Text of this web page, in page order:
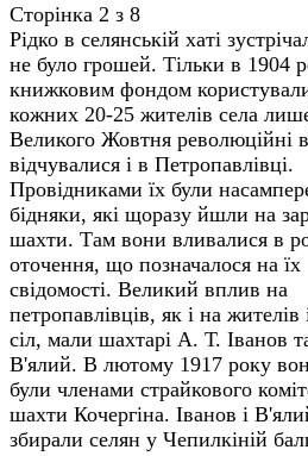
Сторінка 2 з 8
Рідко в селянській хаті
не було грошей. Тільки в 1904
книжковим фондом
кожних 20-25 жителів села
Великого Жовтня революційні
відчувалися і в Петропавлівці.
Провідниками їх були
бідняки, які щоразу йшли на
шахти. Там вони вливалися в
оточення, що позначалося на їх
свідомості. Великий вплив на
петропавлівців, як і на
сіл, мали шахтарі А. Т. Іванов
В'ялий. В лютому 1917 року
були членами страйкового
шахти Кочергінa. Іванов і
збирали селян у Чепилкіній